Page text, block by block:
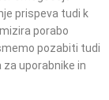
prispeva tudi k
porabo
pozabiti tudi
uporabnike in